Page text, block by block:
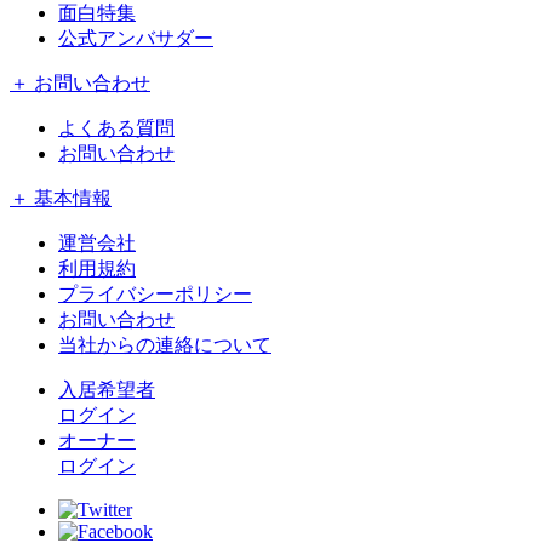
面白特集
公式アンバサダー
＋ お問い合わせ
よくある質問
お問い合わせ
＋ 基本情報
運営会社
利用規約
プライバシーポリシー
お問い合わせ
当社からの連絡について
入居希望者
ログイン
オーナー
ログイン